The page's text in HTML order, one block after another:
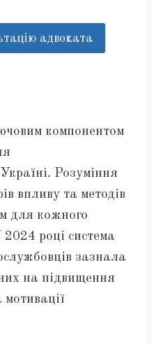
адвоката
компонентом
Розуміння
впливу та методів
для кожного
році система
зазнала
на підвищення
мотивації